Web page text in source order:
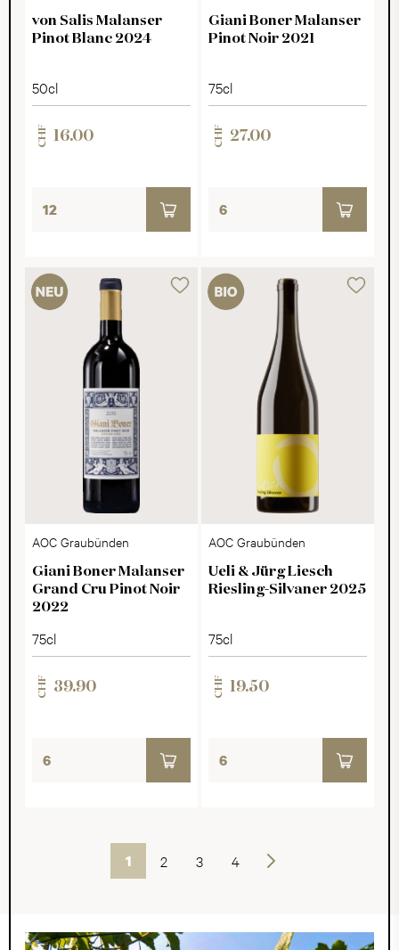
von Salis Malanser
Pinot Blanc 2024
50cl
CHF 16.00
Giani Boner Malanser
Pinot Noir 2021
75cl
CHF 27.00
AOC Graubünden
Giani Boner Malanser
Grand Cru Pinot Noir
2022
75cl
CHF 39.90
AOC Graubünden
Ueli & Jürg Liesch
Riesling-Silvaner 2025
75cl
CHF 19.50
1 2 3 4 Weiter